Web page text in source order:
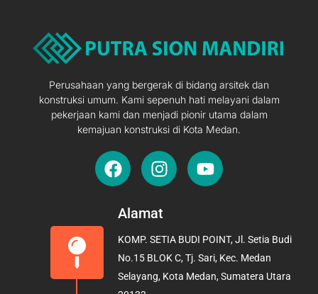
Perusahaan yang bergerak di bidang arsitek dan
konstruksi umum. Kami sepenuh hati melayani dalam
pekerjaan kami dan menjadi pionir utama dalam
kemajuan konstruksi di Kota Medan.
F
a
e
o
o
k
I
n
t
g
r
a
Y
o
b
e
Alamat
KOMP. SETIA BUDI POINT, Jl. Setia Budi
No.15 BLOK C, Tj. Sari, Kec. Medan
Selayang, Kota Medan, Sumatera Utara